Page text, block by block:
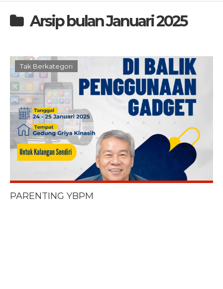
Arsip bulan Januari 2025
Tak Berkategori
PARENTING YBPM